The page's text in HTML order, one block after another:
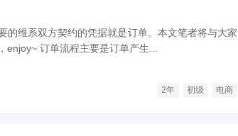
的维系双方契约的凭据就是订单。本文笔者将与大家
剖析电子商城的订单信息中的各个字段内容，enjoy~ 订单流程主要是订单产生...
2年 初级 电商